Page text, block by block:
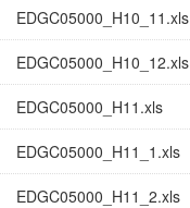
EDGC05000_H10_11.xls
EDGC05000_H10_12.xls
EDGC05000_H11.xls
EDGC05000_H11_1.xls
EDGC05000_H11_2.xls